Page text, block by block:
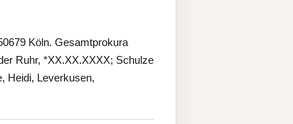
Köln. Gesamtprokura
Ruhr, *XX.XX.XXXX; Schulze
Heidi, Leverkusen,